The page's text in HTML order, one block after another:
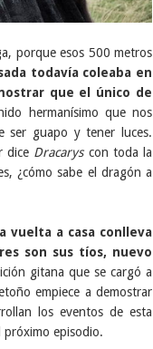
porque esos 500 metros
todavía coleaba en
que el único de
hermanísimo que nos
ser guapo y tener luces.
dice Dracarys con toda la
¿cómo sabe el dragón a
vuelta a casa conlleva
son sus tíos, nuevo
gitana que se cargó a
empiece a demostrar
los eventos de esta
episodio.